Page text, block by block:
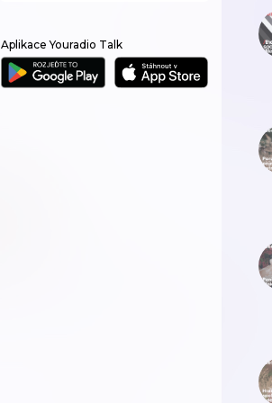
Aplikace Youradio Talk